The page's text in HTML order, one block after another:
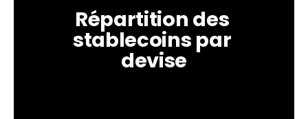
Répartition des
stablecoins par
devise